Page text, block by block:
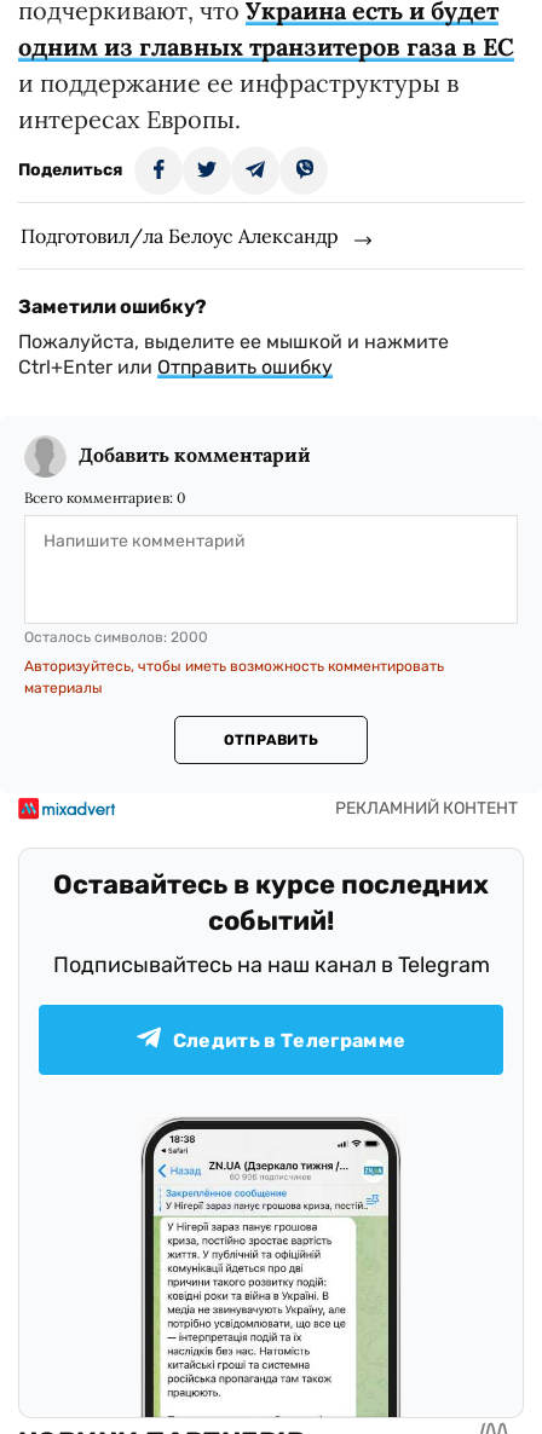
подчеркивают, что Украина есть и будет
одним из главных транзитеров газа в ЕС
и поддержание ее инфраструктуры в
интересах Европы.
Поделиться
Подготовил/ла Белоус Александр
Заметили ошибку?
Пожалуйста, выделите ее мышкой и нажмите
Ctrl+Enter или Отправить ошибку
Добавить комментарий
Всего комментариев: 0
Осталось символов: 2000
Авторизуйтесь, чтобы иметь возможность комментировать
материалы
ОТПРАВИТЬ
Оставайтесь в курсе последних
событий!
Подписывайтесь на наш канал в Telegram
Следить в Телеграмме